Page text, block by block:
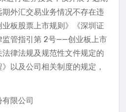
外汇交易业务情况不存在违
板股票上市规则》《深圳证
监管指引第 2号——创业板上市
律法规及规范性文件规定的
以及公司相关制度的规定，
限公司